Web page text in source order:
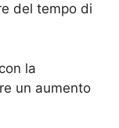
del tempo di
la
un aumento